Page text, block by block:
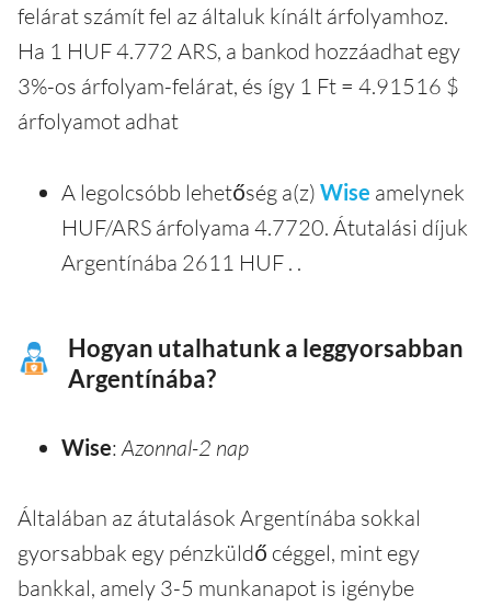
felárat számít fel az általuk kínált árfolyamhoz.
Ha 1 HUF 4.772 ARS, a bankod hozzáadhat egy
3%-os árfolyam-felárat, és így 1 Ft = 4.91516 $
árfolyamot adhat
A legolcsóbb lehetőség a(z) Wise amelynek
HUF/ARS árfolyama 4.7720. Átutalási díjuk
Argentínába 2611 HUF . .
Hogyan utalhatunk a leggyorsabban
Argentínába?
Wise: Azonnal-2 nap
Általában az átutalások Argentínába sokkal
gyorsabbak egy pénzküldő céggel, mint egy
bankkal, amely 3-5 munkanapot is igénybe